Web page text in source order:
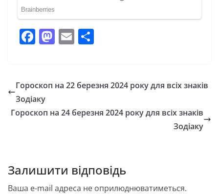
F
e
b
o
M
o
o
E
l л
т
Гороскоп на 22 березня 2024 року для всіх знаків
Зодіаку
Гороскоп на 24 березня 2024 року для всіх знаків
Зодіаку
Залишити відповідь
Ваша e-mail адреса не оприлюднюватиметься.